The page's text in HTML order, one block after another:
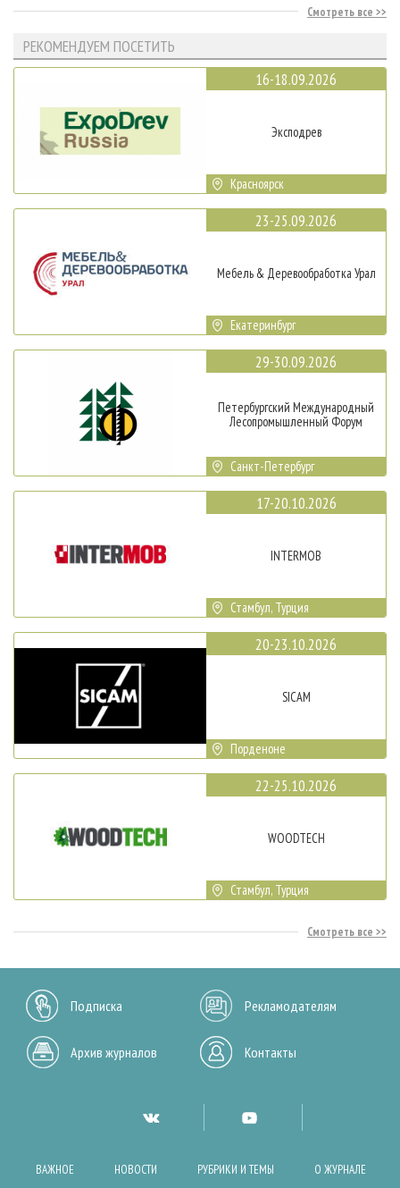
Смотреть все
РЕКОМЕНДУЕМ ПОСЕТИТЬ
16-18.09.2026
Эксподрев
Красноярск
23-25.09.2026
Мебель & Деревообработка Урал
Екатеринбург
29-30.09.2026
Петербургский Международный
Лесопромышленный Форум
Санкт-Петербург
17-20.10.2026
INTERMOB
Стамбул, Турция
20-23.10.2026
SICAM
Порденоне
22-25.10.2026
WOODTECH
Стамбул, Турция
Смотреть все
Подписка Рекламодателям
Архив журналов Контакты
ВАЖНОЕ НОВОСТИ РУБРИКИ И ТЕМЫ О ЖУРНАЛЕ